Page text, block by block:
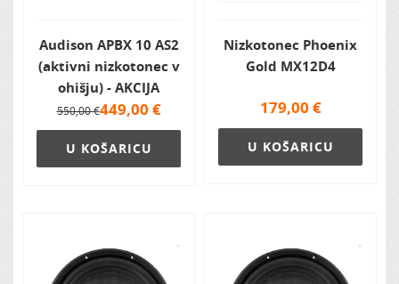
Audison APBX 10 AS2
(aktivni nizkotonec v
ohišju) - AKCIJA
550,00 €449,00 €
U KOŠARICU
Nizkotonec Phoenix
Gold MX12D4
179,00 €
U KOŠARICU